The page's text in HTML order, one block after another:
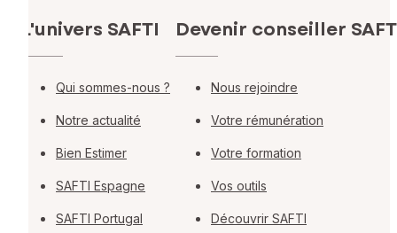
L'univers SAFTI
Qui sommes-nous ?
Notre actualité
Bien Estimer
SAFTI Espagne
SAFTI Portugal
Devenir conseiller
Nous rejoindre
Votre rémunération
Votre formation
Vos outils
Découvrir SAFTI